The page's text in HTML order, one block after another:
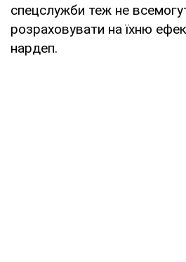
спецслужби теж не
розраховувати на їхню
нардеп.